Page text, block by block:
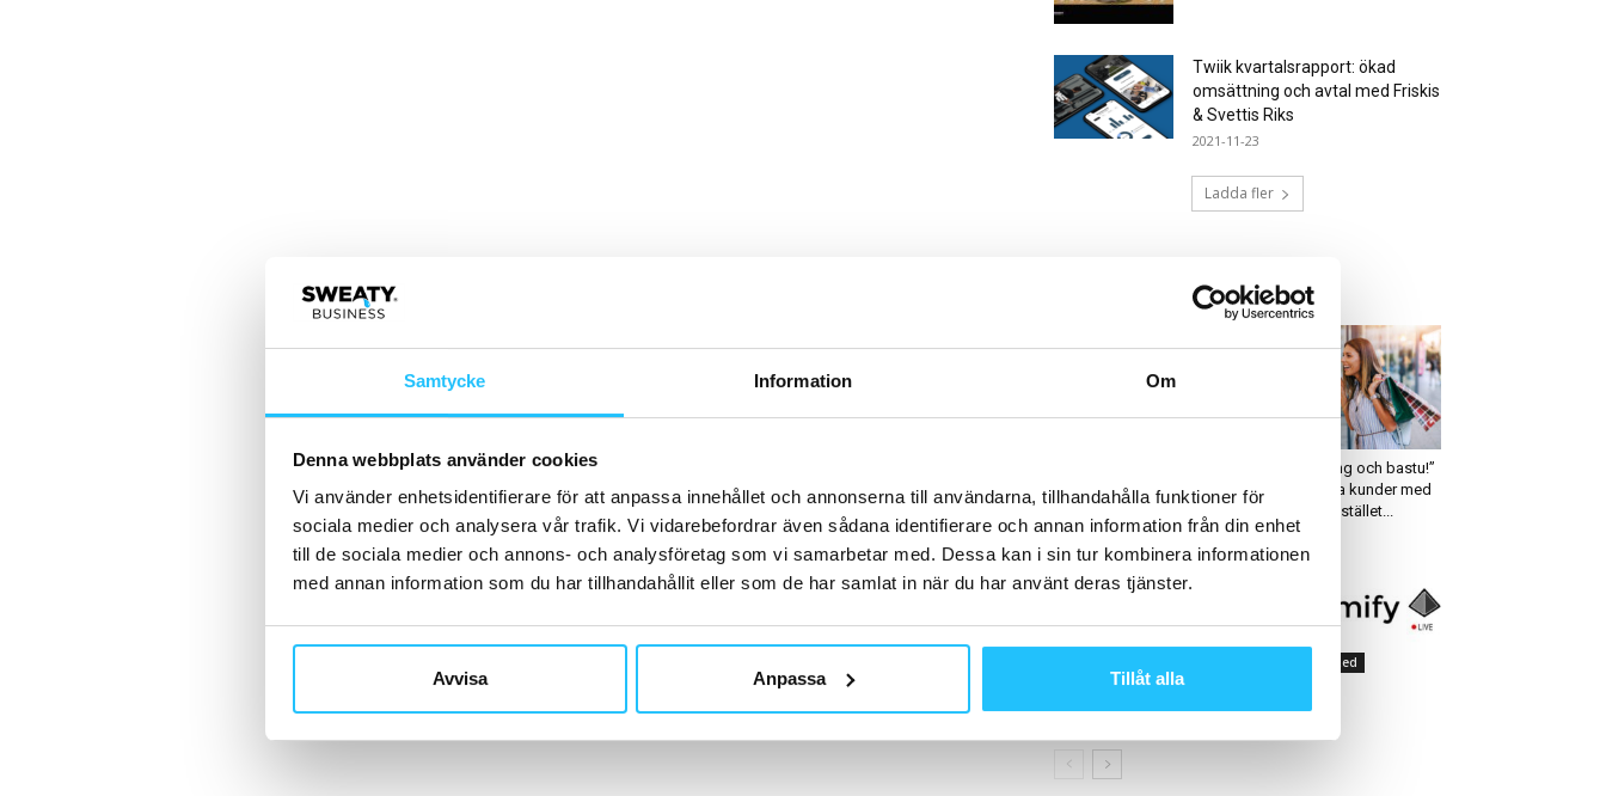
Samtycke Information Om
Denna webbplats använder cookies
Vi använder enhetsidentifierare för att anpassa innehållet och annonserna till användarna, tillhandahålla funktioner för
sociala medier och analysera vår trafik. Vi vidarebefordrar även sådana identifierare och annan information från din enhet
till de sociala medier och annons- och analysföretag som vi samarbetar med. Dessa kan i sin tur kombinera informationen
med annan information som du har tillhandahållit eller som de har samlat in när du har använt deras tjänster.
Avvisa Anpassa Tillåt alla
Twiik kvartalsrapport: ökad
omsättning och avtal med Friskis
& Svettis Riks
2021-11-23
Ladda fler
HETAST JUST NU
“Fri parkering och bastu!”
– Locka nya kunder med
mervärden istället...
träningstrender 2020
Uncategorized